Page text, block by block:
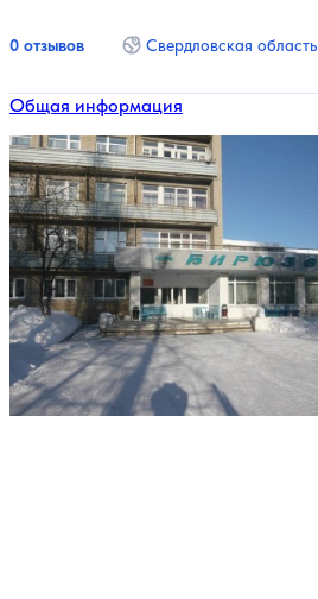
Свердловская область
0 отзывов
Общая информация